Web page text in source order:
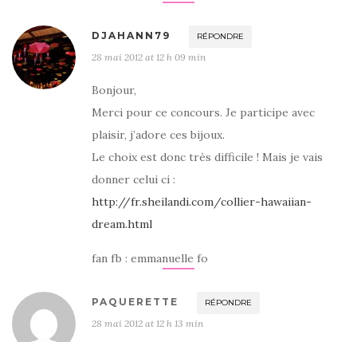
DJAHANN79 RÉPONDRE
28 mai 2012 at 12 h 09 min
Bonjour,
Merci pour ce concours. Je participe avec
plaisir, j’adore ces bijoux.
Le choix est donc très difficile ! Mais je vais
donner celui ci :
http://fr.sheilandi.com/collier-hawaiian-
dream.html
fan fb : emmanuelle fo
PAQUERETTE RÉPONDRE
28 mai 2012 at 12 h 13 min